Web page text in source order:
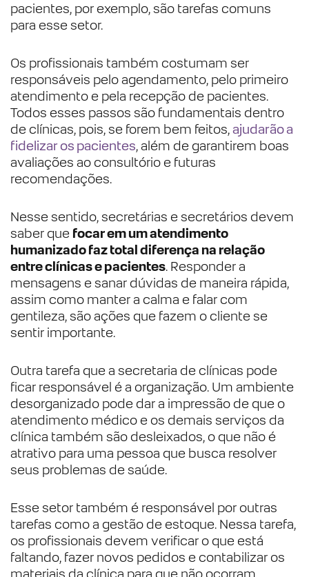
pacientes, por exemplo, são tarefas comuns
para esse setor.
Os profissionais também costumam ser
responsáveis pelo agendamento, pelo primeiro
atendimento e pela recepção de pacientes.
Todos esses passos são fundamentais dentro
de clínicas, pois, se forem bem feitos,ajudarão a
fidelizar os pacientes, além de garantirem boas
avaliações ao consultório e futuras
recomendações.
Nesse sentido, secretárias e secretários devem
saber que focar em um atendimento
humanizado faz total diferença na relação
entre clínicas e pacientes. Responder a
mensagens e sanar dúvidas de maneira rápida,
assim como manter a calma e falar com
gentileza, são ações que fazem o cliente se
sentir importante.
Outra tarefa que a secretaria de clínicas pode
ficar responsável é a organização. Um ambiente
desorganizado pode dar a impressão de que o
atendimento médico e os demais serviços da
clínica também são desleixados, o que não é
atrativo para uma pessoa que busca resolver
seus problemas de saúde.
Esse setor também é responsável por outras
tarefas como a gestão de estoque. Nessa tarefa,
os profissionais devem verificar o que está
faltando, fazer novos pedidos e contabilizar os
materiais da clínica para que não ocorram